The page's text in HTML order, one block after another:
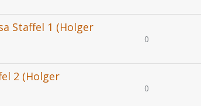
Staffel 1 (Holger
0
2 (Holger
0